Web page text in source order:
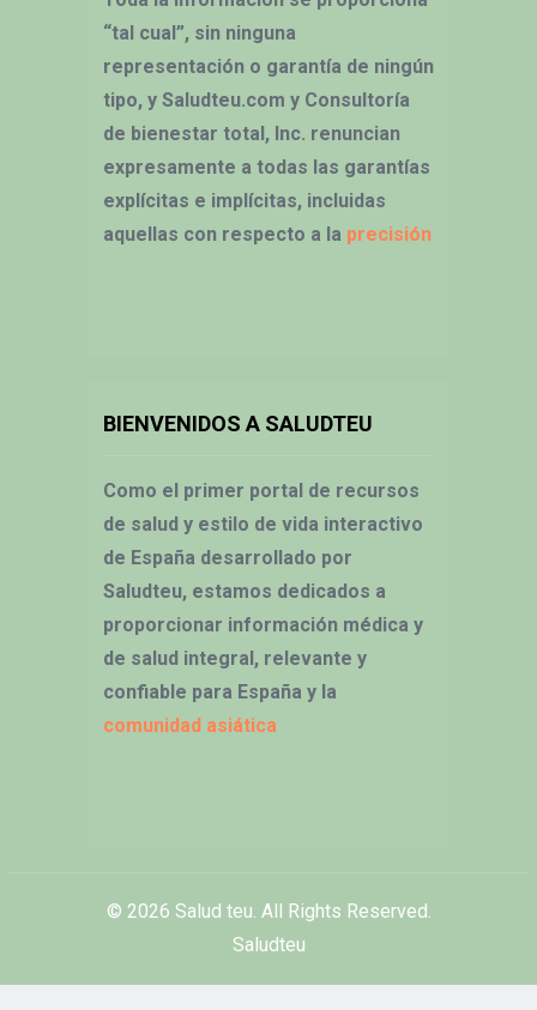
“tal cual”, sin ninguna
representación o garantía de ningún
tipo, y Saludteu.com y Consultoría
de bienestar total, Inc. renuncian
expresamente a todas las garantías
explícitas e implícitas, incluidas
aquellas con respecto a la precisión
BIENVENIDOS A SALUDTEU
Como el primer portal de recursos
de salud y estilo de vida interactivo
de España desarrollado por
Saludteu, estamos dedicados a
proporcionar información médica y
de salud integral, relevante y
confiable para España y la
comunidad asiática
© 2026 Salud teu. All Rights Reserved.
Saludteu